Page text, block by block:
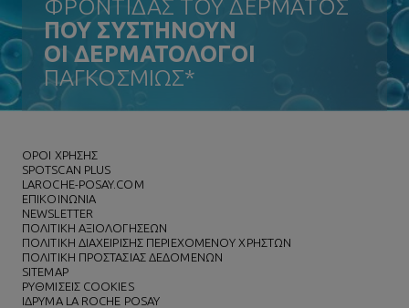
ΦΡΟΝΤΙΔΑΣ ΤΟΥ ΔΕΡΜΑΤΟΣ
ΠΟΥ ΣΥΣΤΗΝΟΥΝ
ΟΙ ΔΕΡΜΑΤΟΛΟΓΟΙ
ΠΑΓΚΟΣΜΙΩΣ*
ΌΡΟΙ ΧΡΗΣΗΣ
SPOTSCAN PLUS
LAROCHE-POSAY.COM
ΕΠΙΚΟΙΝΩΝΙΑ
NEWSLETTER
ΠΟΛΙΤΙΚΗ ΑΞΙΟΛΟΓΗΣΕΩΝ
ΠΟΛΙΤΙΚΗ ΔΙΑΧΕΙΡΙΣΗΣ ΠΕΡΙΕΧΟΜΕΝΟΥ ΧΡΗΣΤΩΝ
ΠΟΛΙΤΙΚΗ ΠΡΟΣΤΑΣΙΑΣ ΔΕΔΟΜΕΝΩΝ
SITEMAP
ΡΥΘΜΙΣΕΙΣ COOKIES
ΙΔΡΥΜΑ LA ROCHE POSAY